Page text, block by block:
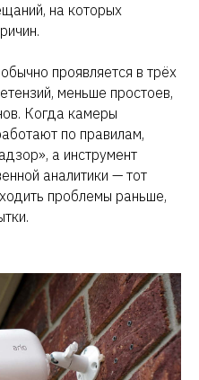
на которых
проявляется в трёх
меньше простоев,
Когда камеры
по правилам,
а инструмент
аналитики — тот
проблемы раньше,